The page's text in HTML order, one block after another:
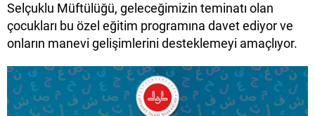
Selçuklu Müftülüğü, geleceğimizin teminatı olan
çocukları bu özel eğitim programına davet ediyor ve
onların manevi gelişimlerini desteklemeyi amaçlıyor.